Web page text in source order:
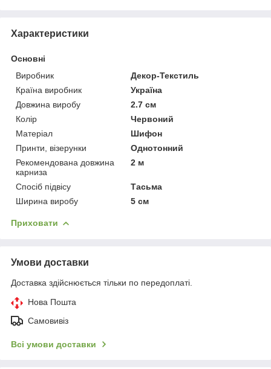
Характеристики
Основні
Виробник
Декор-Текстиль
Країна виробник
Україна
Довжина виробу
2.7 см
Колір
Червоний
Матеріал
Шифон
Принти, візерунки
Однотонний
Рекомендована довжина
карниза
2 м
Спосіб підвісу
Тасьма
Ширина виробу
5 см
Приховати
Умови доставки
Доставка здійснюється тільки по передоплаті.
Нова Пошта
Самовивіз
Всі умови доставки